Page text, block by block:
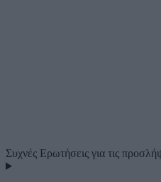
Συχνές Ερωτήσεις για τις